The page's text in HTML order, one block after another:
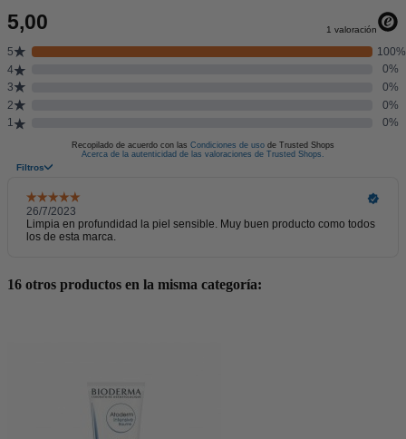
16 otros productos en la misma categoría: